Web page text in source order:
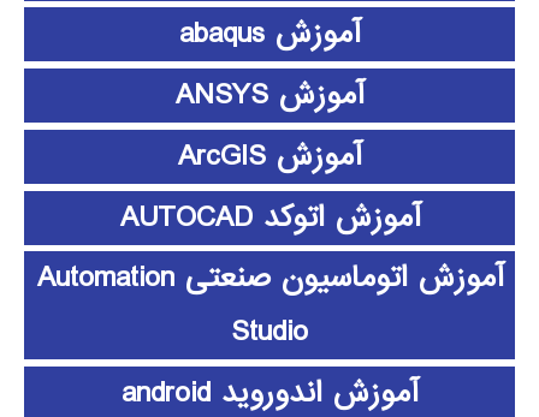
آموزش abaqus
آموزش ANSYS
آموزش ArcGIS
آموزش اتوکد AUTOCAD
آموزش اتوماسیون صنعتی Automation
Studio
آموزش اندوروید android